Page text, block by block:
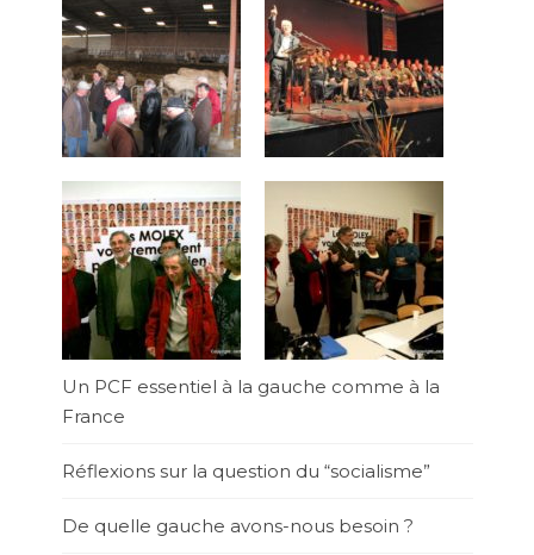
Un PCF essentiel à la gauche comme à la
France
Réflexions sur la question du “socialisme”
De quelle gauche avons-nous besoin ?